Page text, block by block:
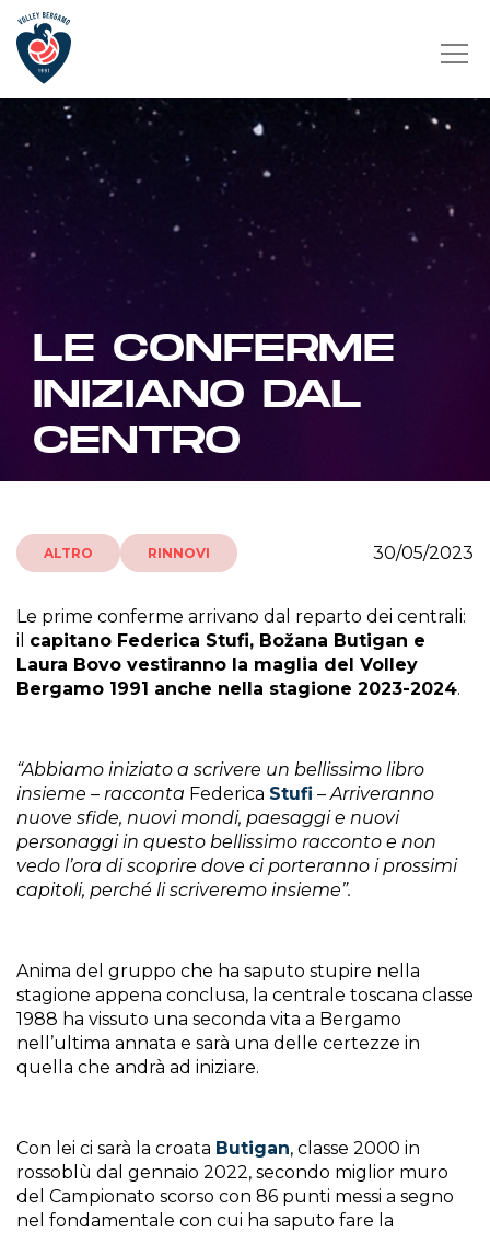
LE CONFERME
INIZIANO DAL
CENTRO
ALTRO RINNOVI 30/05/2023
Le prime conferme arrivano dal reparto dei centrali:
il capitano Federica Stufi, Božana Butigan e
Laura Bovo vestiranno la maglia del Volley
Bergamo 1991 anche nella stagione 2023-2024.
“Abbiamo iniziato a scrivere un bellissimo libro
insieme – racconta Federica Stufi –Arriveranno
nuove sfide, nuovi mondi, paesaggi e nuovi
personaggi in questo bellissimo racconto e non
vedo l’ora di scoprire dove ci porteranno i prossimi
capitoli, perché li scriveremo insieme”.
Anima del gruppo che ha saputo stupire nella
stagione appena conclusa, la centrale toscana classe
1988 ha vissuto una seconda vita a Bergamo
nell’ultima annata e sarà una delle certezze in
quella che andrà ad iniziare.
Con lei ci sarà la croata Butigan, classe 2000 in
rossoblù dal gennaio 2022, secondo miglior muro
del Campionato scorso con 86 punti messi a segno
nel fondamentale con cui ha saputo fare la